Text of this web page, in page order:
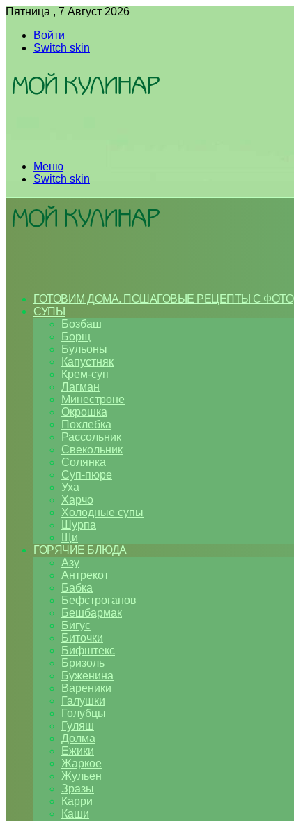
Пятница , 7 Август 2026
Войти
Switch skin
Меню
Switch skin
ГОТОВИМ ДОМА. ПОШАГОВЫЕ РЕЦЕПТЫ С ФОТО
СУПЫ
Бозбаш
Борщ
Бульоны
Капустняк
Крем-суп
Лагман
Минестроне
Окрошка
Похлебка
Рассольник
Свекольник
Солянка
Суп-пюре
Уха
Харчо
Холодные супы
Шурпа
Щи
ГОРЯЧИЕ БЛЮДА
Азу
Антрекот
Бабка
Бефстроганов
Бешбармак
Бигус
Биточки
Бифштекс
Бризоль
Буженина
Вареники
Галушки
Голубцы
Гуляш
Долма
Ежики
Жаркое
Жульен
Зразы
Карри
Каши